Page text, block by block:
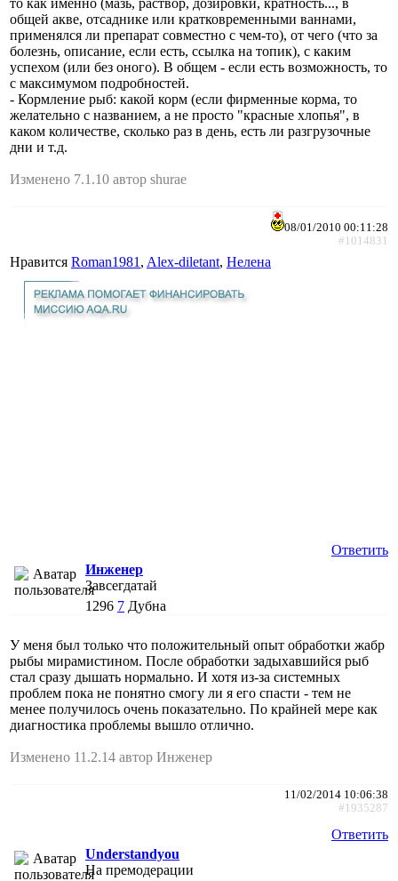
общей акве, отсаднике или кратковременными ваннами,
применялся ли препарат совместно с чем-то), от чего (что за
болезнь, описание, если есть, ссылка на топик), с каким
успехом (или без оного). В общем - если есть возможность, то
с максимумом подробностей.
- Кормление рыб: какой корм (если фирменные корма, то
желательно с названием, а не просто "красные хлопья", в
каком количестве, сколько раз в день, есть ли разгрузочные
дни и т.д.
Изменено 7.1.10 автор shurae
08/01/2010 00:11:28
#1014831
Нравится Roman1981 , Alex-diletant, Нелена
Ответить
Инженер
Завсегдатай
1296 7 Дубна
У меня был только что положительный опыт обработки жабр
рыбы мирамистином. После обработки задыхавшийся рыб
стал сразу дышать нормально. И хотя из-за системных
проблем пока не понятно смогу ли я его спасти - тем не
менее получилось очень показательно. По крайней мере как
диагностика проблемы вышло отлично.
Изменено 11.2.14 автор Инженер
11/02/2014 10:06:38
#1935287
Ответить
Understandyou
На премодерации